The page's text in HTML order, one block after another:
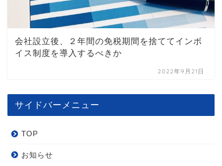
会社設立後、２年間の免税期間を捨ててインボ
イス制度を導入するべきか
2022年9月21日
サイドバーメニュー
TOP
お知らせ